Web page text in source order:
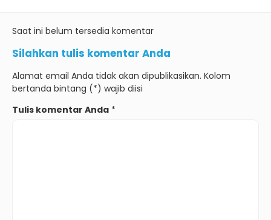
Saat ini belum tersedia komentar
Silahkan tulis komentar Anda
Alamat email Anda tidak akan dipublikasikan. Kolom
bertanda bintang (*) wajib diisi
Tulis komentar Anda *